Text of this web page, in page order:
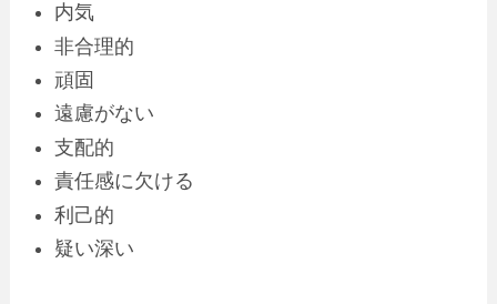
内気
非合理的
頑固
遠慮がない
支配的
責任感に欠ける
利己的
疑い深い